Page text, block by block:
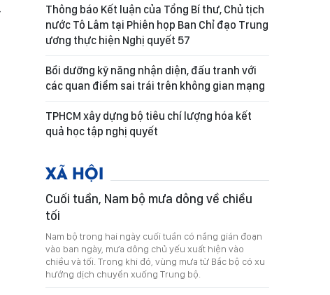
Thông báo Kết luận của Tổng Bí thư, Chủ tịch
nước Tô Lâm tại Phiên họp Ban Chỉ đạo Trung
ương thực hiện Nghị quyết 57
Bồi dưỡng kỹ năng nhận diện, đấu tranh với
các quan điểm sai trái trên không gian mạng
TPHCM xây dựng bộ tiêu chí lượng hóa kết
quả học tập nghị quyết
XÃ HỘI
Cuối tuần, Nam bộ mưa dông về chiều
tối
Nam bộ trong hai ngày cuối tuần có nắng gián đoạn
vào ban ngày, mưa dông chủ yếu xuất hiện vào
chiều và tối. Trong khi đó, vùng mưa từ Bắc bộ có xu
hướng dịch chuyển xuống Trung bộ.